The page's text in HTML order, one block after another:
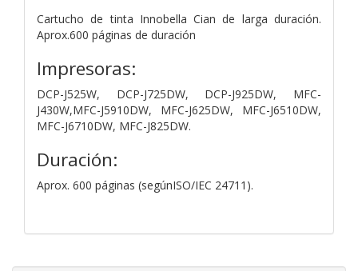
Cartucho de tinta Innobella Cian de larga duración.
Aprox.600 páginas de duración
Impresoras:
DCP-J525W, DCP-J725DW, DCP-J925DW, MFC-
J430W,MFC-J5910DW, MFC-J625DW, MFC-J6510DW,
MFC-J6710DW, MFC-J825DW.
Duración:
Aprox. 600 páginas (segúnISO/IEC 24711).